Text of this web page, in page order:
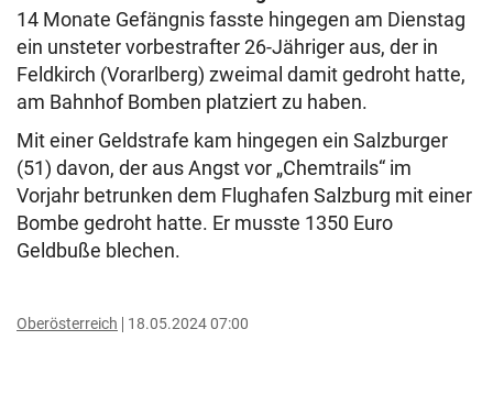
14 Monate Gefängnis fasste hingegen am Dienstag
ein unsteter vorbestrafter 26-Jähriger aus, der in
Feldkirch (Vorarlberg) zweimal damit gedroht hatte,
am Bahnhof Bomben platziert zu haben.
Mit einer Geldstrafe kam hingegen ein Salzburger
(51) davon, der aus Angst vor „Chemtrails“ im
Vorjahr betrunken dem Flughafen Salzburg mit einer
Bombe gedroht hatte. Er musste 1350 Euro
Geldbuße blechen.
Oberösterreich 18.05.2024 07:00